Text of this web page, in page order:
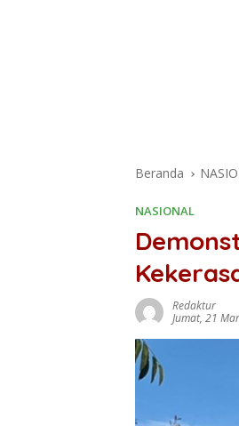
Beranda
NASIONAL
Redaktur
Jumat, 21